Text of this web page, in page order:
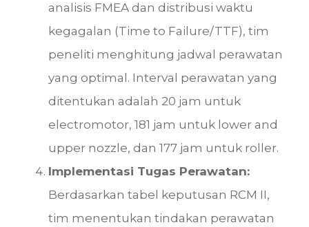
analisis FMEA dan distribusi waktu
kegagalan (Time to Failure/TTF), tim
peneliti menghitung jadwal perawatan
yang optimal. Interval perawatan yang
ditentukan adalah 20 jam untuk
electromotor, 181 jam untuk lower and
upper nozzle, dan 177 jam untuk roller.
Implementasi Tugas Perawatan:
Berdasarkan tabel keputusan RCM II,
tim menentukan tindakan perawatan